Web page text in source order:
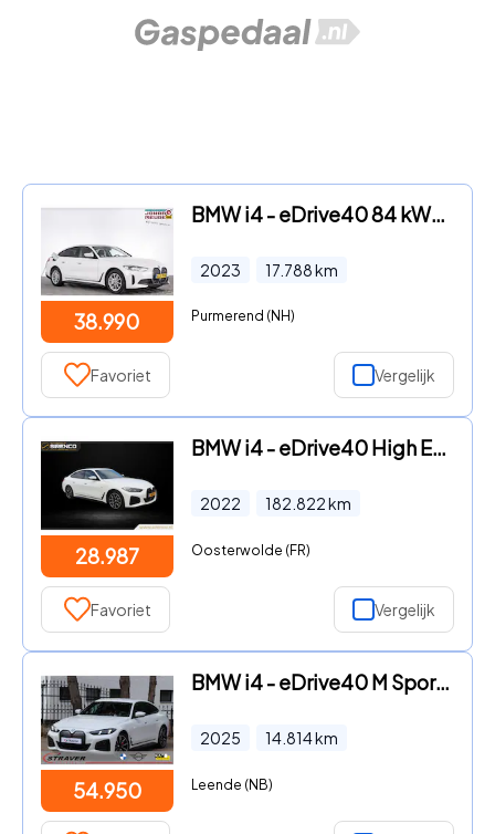
38.990
BMW i4 - eDrive40 84 kWh *SOH 96%* Half LEDER | Full LED
2023 17.788km
Purmerend (NH)
Favoriet Vergelijk
28.987
BMW i4 - eDrive40 High Executive 84 kWh | M sport | virtual widescree
2022 182.822km
Oosterwolde (FR)
Favoriet Vergelijk
54.950
BMW i4 - eDrive40 M Sport Pro Edition 84 kWh |Harman/Kardon |Driving
2025 14.814km
Leende (NB)